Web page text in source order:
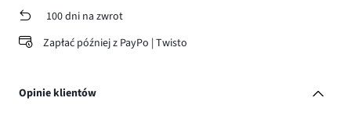
100 dni na zwrot
Zapłać później z PayPo | Twisto
Opinie klientów